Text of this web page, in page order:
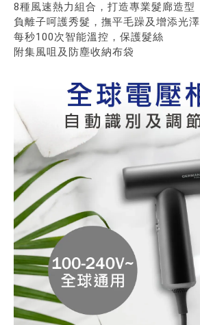
8種風速熱力組合，打造專業髮廊造型
負離子呵護秀髮，撫平毛躁及增添光澤
每秒100次智能溫控，保護髮絲
附集風咀及防塵收納布袋